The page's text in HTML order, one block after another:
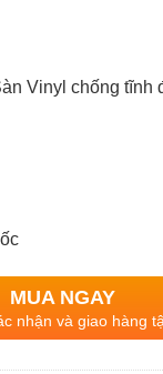
Vinyl chống tĩnh
MUA NGAY
nhận và giao hàng